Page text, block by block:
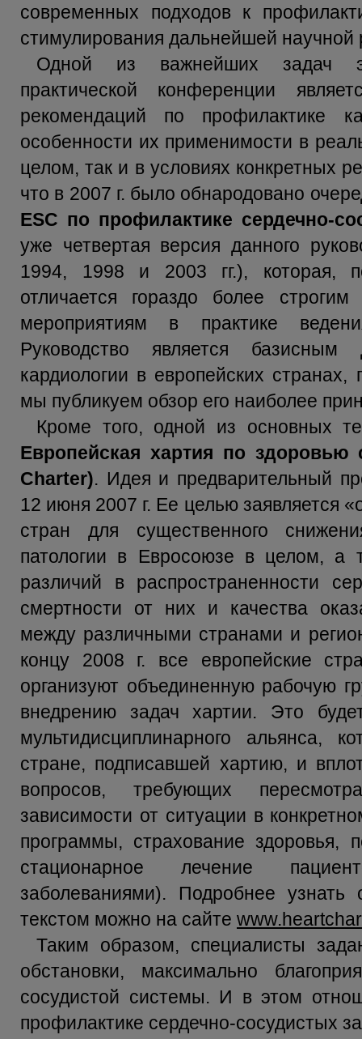
современных подходов к
стимулирования дальнейшей
Одной из важнейших задач
практической конференции
рекомендаций по профилактике
особенности их применимости в
целом, так и в условиях конкретных
что в 2007 г. было обнародовано
ESC по профилактике сердечно-
уже четвертая версия данного
1994, 1998 и 2003 гг.), которая,
отличается гораздо более
мероприятиям в практике
Руководство является базисным
кардиологии в европейских
мы публикуем обзор его наиболее
Кроме того, одной из основных
Европейская хартия по здоровью
Charter). Идея и предварительный
12 июня 2007 г. Ее целью заявляется
стран для существенного
патологии в Евросоюзе в целом, а
различий в распространенности
смертности от них и качества
между различными странами и
концу 2008 г. все европейские
организуют объединенную рабочую
внедрению задач хартии. Это
мультидисциплинарного альянса,
стране, подписавшей хартию, и
вопросов, требующих
зависимости от ситуации в
программы, страхование здоровья,
стационарное лечение
заболеваниями). Подробнее
текстом можно на сайте
Таким образом, специалисты
обстановки, максимально
сосудистой системы. И в этом
профилактике сердечно-сосудистых